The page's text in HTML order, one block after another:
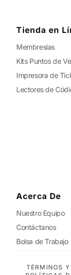
Tienda en
Membresías
Kits Puntos de
Impresora de
Lectores de
Acerca De
Nuestro Equipo
Contáctanos
Bolsa de Trabajo
TÉRMINOS